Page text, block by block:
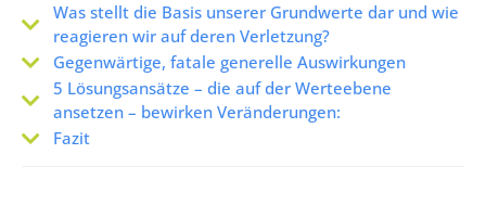
Was stellt die Basis unserer Grundwerte dar und wie
reagieren wir auf deren Verletzung?
Gegenwärtige, fatale generelle Auswirkungen
5 Lösungsansätze – die auf der Werteebene
ansetzen – bewirken Veränderungen:
Fazit